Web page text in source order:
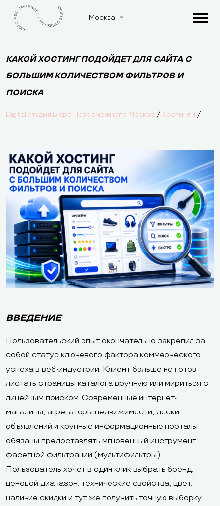
Москва
КАКОЙ ХОСТИНГ ПОДОЙДЕТ ДЛЯ САЙТА С
БОЛЬШИМ КОЛИЧЕСТВОМ ФИЛЬТРОВ И
ПОИСКА
Digital студия Бюро Невозможного Москва / Хостинги /
ВВЕДЕНИЕ
Пользовательский опыт окончательно закрепил за
собой статус ключевого фактора коммерческого
успеха в веб-индустрии. Клиент больше не готов
листать страницы каталога вручную или мириться с
линейным поиском. Современные интернет-
магазины, агрегаторы недвижимости, доски
объявлений и крупные информационные порталы
обязаны предоставлять мгновенный инструмент
фасетной фильтрации (мультифильтры).
Пользователь хочет в один клик выбрать бренд,
ценовой диапазон, технические свойства, цвет,
наличие скидки и тут же получить точную выборку